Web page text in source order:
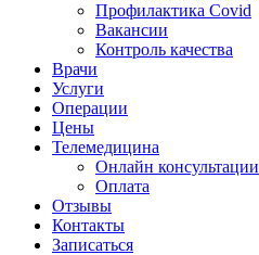
Профилактика Covid
Вакансии
Контроль качества
Врачи
Услуги
Операции
Цены
Телемедицина
Онлайн консультации
Оплата
Отзывы
Контакты
Записаться